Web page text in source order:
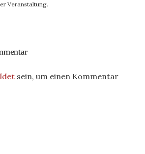
Veranstaltung.
sein, um einen Kommentar